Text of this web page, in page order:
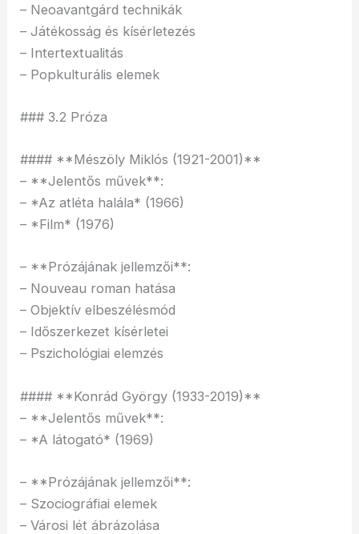
– Neoavantgárd technikák
– Játékosság és kísérletezés
– Intertextualitás
– Popkulturális elemek
### 3.2 Próza
#### **Mészöly Miklós (1921-2001)**
– **Jelentős művek**:
– *Az atléta halála* (1966)
– *Film* (1976)
– **Prózájának jellemzői**:
– Nouveau roman hatása
– Objektív elbeszélésmód
– Időszerkezet kísérletei
– Pszichológiai elemzés
#### **Konrád György (1933-2019)**
– **Jelentős művek**:
– *A látogató* (1969)
– **Prózájának jellemzői**:
– Szociográfiai elemek
– Városi lét ábrázolása